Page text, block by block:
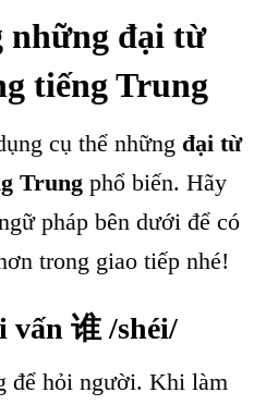
những đại từ
tiếng Trung
cụ thể những đại từ
Trung phổ biến. Hãy
pháp bên dưới để có
trong giao tiếp nhé!
vấn 谁 /shéi/
để hỏi người. Khi làm